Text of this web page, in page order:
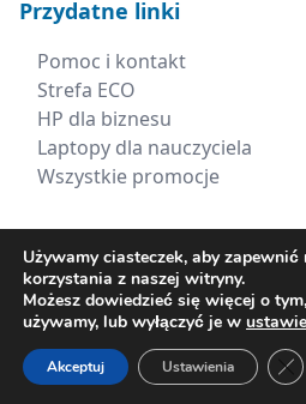
Przydatne linki
Pomoc i kontakt
Strefa ECO
HP dla biznesu
Laptopy dla nauczyciela
Wszystkie promocje
Kontakt
+48 660 538 617
sklep@xerima.com.pl
Używamy ciasteczek, aby
korzystania z naszej witryny.
Możesz dowiedzieć się więcej o
używamy, lub wyłączyć je w
Akceptuj Ustawienia